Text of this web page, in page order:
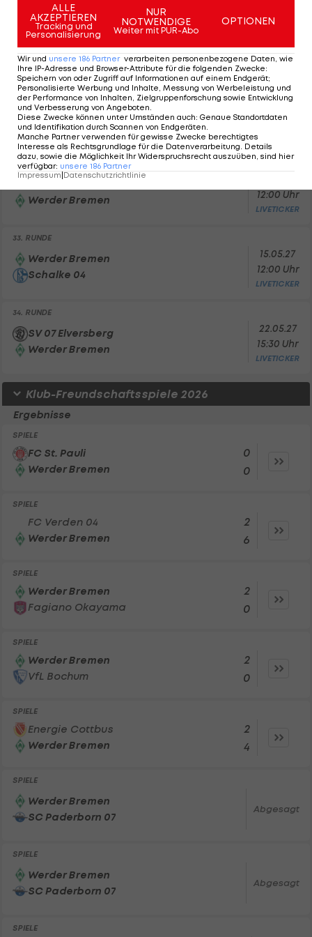
30. RUNDE
Bayer Leverkusen
Werder Bremen
12:00 Uhr
LIVETICKER
31. RUNDE
Werder Bremen
FC Bayern München
24.04.27
12:00 Uhr
LIVETICKER
32. RUNDE
Werder Bremen
12:00 Uhr
LIVETICKER
33. RUNDE
Werder Bremen
Schalke 04
15.05.27
12:00 Uhr
LIVETICKER
34. RUNDE
SV 07 Elversberg
Werder Bremen
22.05.27
15:30 Uhr
LIVETICKER
Klub-Freundschaftsspiele 2026
Ergebnisse
SPIELE
FC St. Pauli
Werder Bremen
0
0
SPIELE
FC Verden 04
Werder Bremen
2
6
SPIELE
Werder Bremen
Fagiano Okayama
2
0
SPIELE
Werder Bremen
VfL Bochum
2
0
SPIELE
Energie Cottbus
Werder Bremen
2
4
SPIELE
Werder Bremen
SC Paderborn 07
Abgesagt
SPIELE
Werder Bremen
SC Paderborn 07
Abgesagt
SPIELE
ALLE
AKZEPTIEREN
Tracking und
Personalisierung
NUR
NOTWENDIGE
Weiter mit PUR-Abo
OPTIONEN
Wir und unsere 186 Partner verarbeiten personenbezogene Daten, wie
Ihre IP-Adresse und Browser-Attribute für die folgenden Zwecke:
Speichern von oder Zugriff auf Informationen auf einem Endgerät;
Personalisierte Werbung und Inhalte, Messung von Werbeleistung und
der Performance von Inhalten, Zielgruppenforschung sowie Entwicklung
und Verbesserung von Angeboten
Diese Zwecke können unter Umständen auch: Genaue Standortdaten
und Identifikation durch Scannen von Endgeräten
Manche Partner verwenden für gewisse Zwecke berechtigtes
Interesse als Rechtsgrundlage für die Datenverarbeitung. Details
dazu, sowie die Möglichkeit Ihr Widerspruchsrecht auszuüben, sind hier
verfügbar: unsere 186 Partner
Impressum|Datenschutzrichtlinie